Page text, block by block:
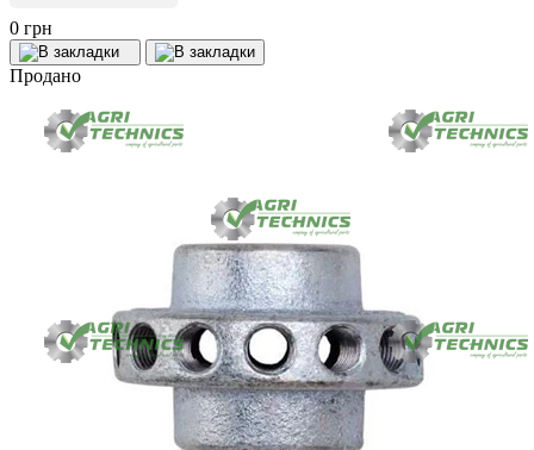
0 грн
Продано